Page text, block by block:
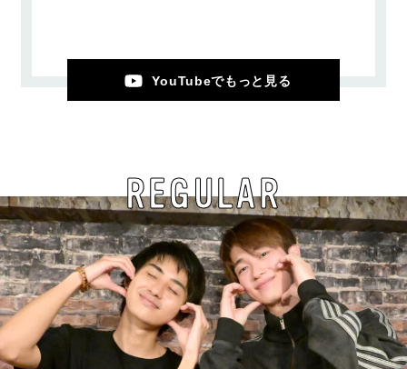
YouTubeでもっと見る
REGULAR